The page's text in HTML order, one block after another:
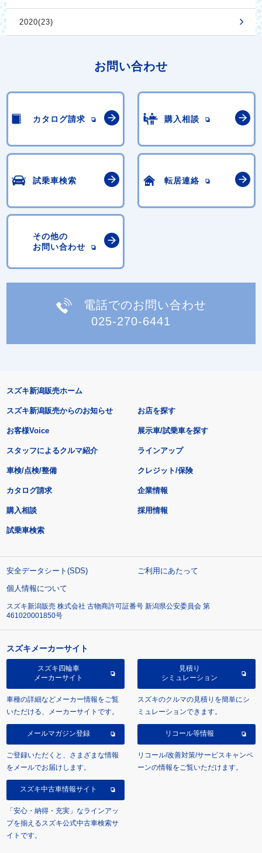
2020(23)
お問い合わせ
カタログ請求 購入相談
試乗車検索 転居連絡
その他の
お問い合わせ
電話でのお問い合わせ
025-270-6441
スズキ新潟販売ホーム
スズキ新潟販売からのお知らせ
お客様Voice
スタッフによるクルマ紹介
お店を探す
展示車/試乗車を探す
ラインアップ
車検/点検/整備 クレジット/保険
カタログ請求
購入相談
試乗車検索
企業情報
採用情報
安全データシート(SDS)
ご利用にあたって
個人情報について
スズキ新潟販売 株式会社 古物商許可証番号 新潟県公安委員会 第
461020001850号
スズキメーカーサイト
スズキ四輪車
メーカーサイト
車種の詳細などメーカー情報をご覧
いただける、メーカーサイトです。
見積り
シミュレーション
スズキのクルマの見積りを簡単にシ
ミュレーションできます。
メールマガジン登録
ご登録いただくと、さまざまな情報
をメールでお届けします。
リコール等情報
リコール/改善対策/サービスキャンペ
ーンの情報をご覧いただけます。
スズキ中古車情報サイト
「安心・納得・充実」なラインアッ
プを揃えるスズキ公式中古車検索サ
イトです。